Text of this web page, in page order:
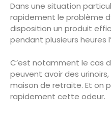
Dans une situation
rapidement le problème
disposition un produit
pendant plusieurs heures l’
C’est notamment le cas
peuvent avoir des
maison de retraite. Et on
rapidement cette odeur.